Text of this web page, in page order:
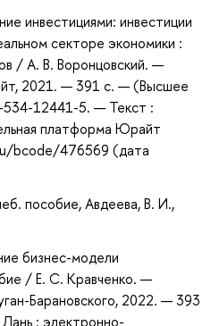
инвестициями: инвестиции
секторе экономики :
/ А. В. Воронцовский. —
2021. — 391 с. — (Высшее
534-12441-5. — Текст :
платформа Юрайт
bcode/476569 (дата
пособие, Авдеева, В. И.,
бизнес-модели
/ Е. С. Кравченко. —
Барановского, 2022. — 393
: электронно-